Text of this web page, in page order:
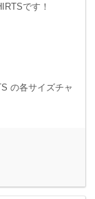
です！
の各サイズチャ